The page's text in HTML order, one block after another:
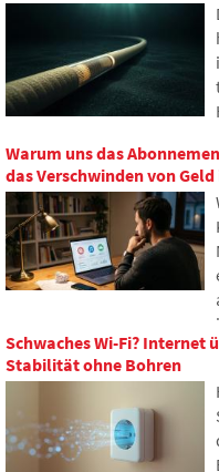
Warum uns das
das Verschwinden von
Schwaches Wi-Fi? Internet
Stabilität ohne Bohren